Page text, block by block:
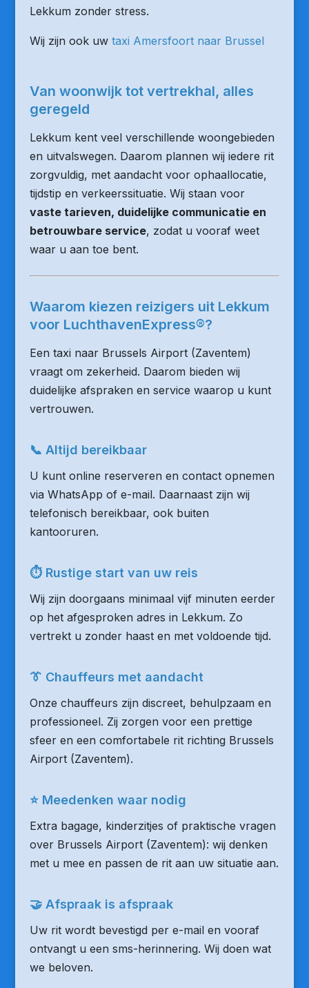
Lekkum zonder stress.
Wij zijn ook uw taxi Amersfoort naar Brussel
Van woonwijk tot vertrekhal, alles
geregeld
Lekkum kent veel verschillende woongebieden
en uitvalswegen. Daarom plannen wij iedere rit
zorgvuldig, met aandacht voor ophaallocatie,
tijdstip en verkeerssituatie. Wij staan voor
vaste tarieven, duidelijke communicatie en
betrouwbare service, zodat u vooraf weet
waar u aan toe bent.
Waarom kiezen reizigers uit Lekkum
voor LuchthavenExpress®?
Een taxi naar Brussels Airport (Zaventem)
vraagt om zekerheid. Daarom bieden wij
duidelijke afspraken en service waarop u kunt
vertrouwen.
📞 Altijd bereikbaar
U kunt online reserveren en contact opnemen
via WhatsApp of e-mail. Daarnaast zijn wij
telefonisch bereikbaar, ook buiten
kantooruren.
⏱ Rustige start van uw reis
Wij zijn doorgaans minimaal vijf minuten eerder
op het afgesproken adres in Lekkum. Zo
vertrekt u zonder haast en met voldoende tijd.
👔 Chauffeurs met aandacht
Onze chauffeurs zijn discreet, behulpzaam en
professioneel. Zij zorgen voor een prettige
sfeer en een comfortabele rit richting Brussels
Airport (Zaventem).
⭐ Meedenken waar nodig
Extra bagage, kinderzitjes of praktische vragen
over Brussels Airport (Zaventem): wij denken
met u mee en passen de rit aan uw situatie aan.
🤝 Afspraak is afspraak
Uw rit wordt bevestigd per e-mail en vooraf
ontvangt u een sms-herinnering. Wij doen wat
we beloven.